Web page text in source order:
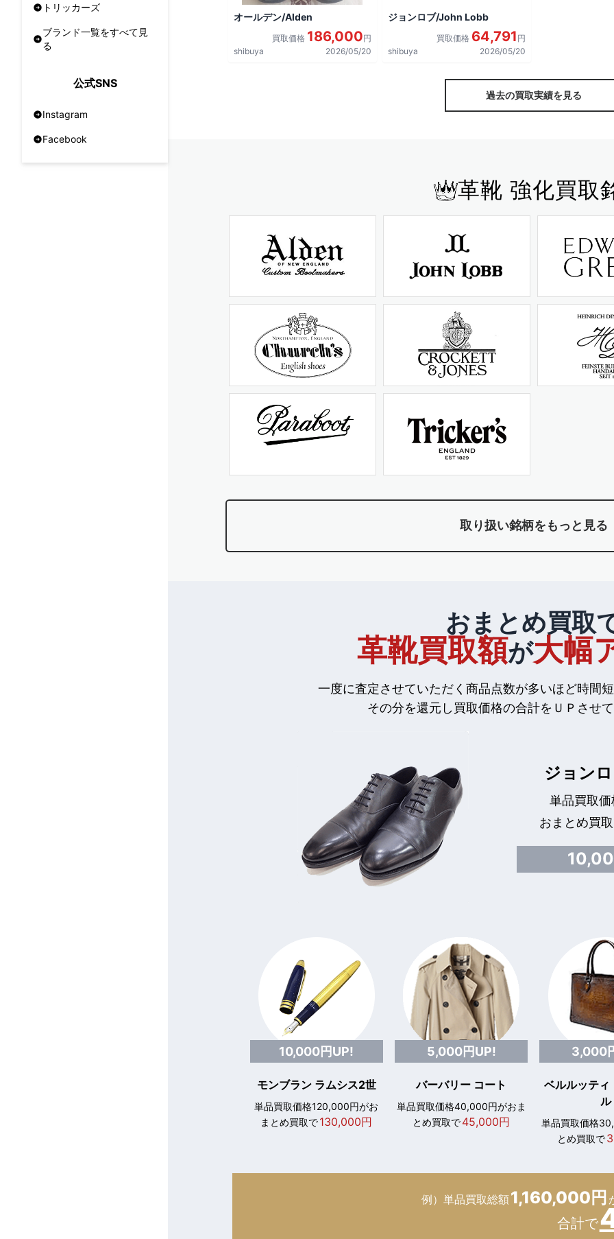
トリッカーズ
ブランド一覧をすべて見
る
公式SNS
Instagram
Facebook
オールデン/Alden
買取価格 186,000円
shibuya
2026/05/20
ジョンロブ/John Lobb
買取価格 64,791 円
shibuya
2026/05/20
過去の買取実績を見る
革靴 強化買取
取り扱い銘柄をもっと見る
おまとめ買取
革靴買取額が大幅
一度に査定させていただく商品点数が多いほど時間
その分を還元し買取価格の合計をＵＰさせ
ジョン
単品買取
おまとめ買
10,000円UP!
モンブラン ラムシス2世
単品買取価格120,000円がお
まとめ買取で130,000円
5,000円UP!
バーバリー コート
単品買取価格40,000円がおま
とめ買取で45,000円
3,000
ベルルッティ
ル
単品買取価格
とめ買取で
例）単品買取総額1,160,000円
合計で